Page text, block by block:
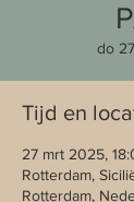
do
Tijd en
27 mrt 2025,
Rotterdam,
Rotterdam,